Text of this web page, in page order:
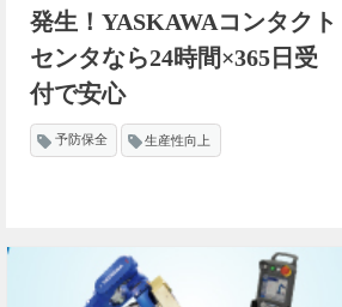
発生！YASKAWAコンタクト
センタなら24時間×365日受
付で安心
予防保全 生産性向上